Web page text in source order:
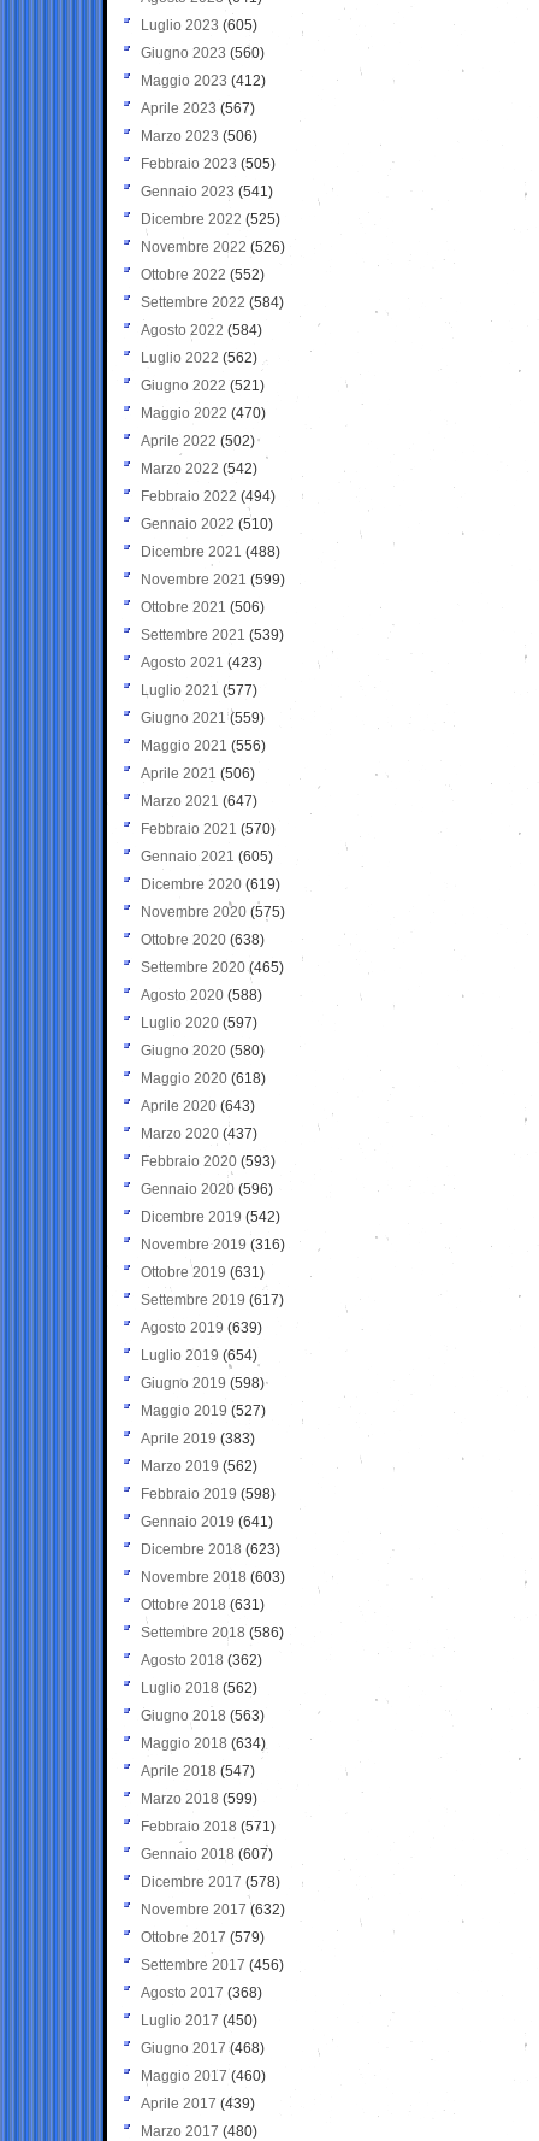
Luglio 2023 (605)
Giugno 2023 (560)
Maggio 2023 (412)
Aprile 2023 (567)
Marzo 2023 (506)
Febbraio 2023 (505)
Gennaio 2023 (541)
Dicembre 2022 (525)
Novembre 2022 (526)
Ottobre 2022 (552)
Settembre 2022 (584)
Agosto 2022 (584)
Luglio 2022 (562)
Giugno 2022 (521)
Maggio 2022 (470)
Aprile 2022 (502)
Marzo 2022 (542)
Febbraio 2022 (494)
Gennaio 2022 (510)
Dicembre 2021 (488)
Novembre 2021 (599)
Ottobre 2021 (506)
Settembre 2021 (539)
Agosto 2021 (423)
Luglio 2021 (577)
Giugno 2021(559)
Maggio 2021 (556)
Aprile 2021 (506)
Marzo 2021 (647)
Febbraio 2021 (570)
Gennaio 2021 (605)
Dicembre 2020 (619)
Novembre 2020 (575)
Ottobre 2020 (638)
Settembre 2020(465)
Agosto 2020 (588)
Luglio 2020 (597)
Giugno 2020 (580)
Maggio 2020 (618)
Aprile 2020 (643)
Marzo 2020 (437)
Febbraio 2020 (593)
Gennaio 2020 (596)
Dicembre 2019 (542)
Novembre 2019 (316)
Ottobre 2019 (631)
Settembre 2019 (617)
Agosto 2019 (639)
Luglio 2019 (654)
Giugno 2019 (598)
Maggio 2019 (527)
Aprile 2019 (383)
Marzo 2019 (562)
Febbraio 2019 (598)
Gennaio 2019 (641)
Dicembre 2018 (623)
Novembre 2018 (603)
Ottobre 2018 (631)
Settembre 2018 (586)
Agosto 2018 (362)
Luglio 2018 (562)
Giugno 2018 (563)
Maggio 2018 (634)
Aprile 2018 (547)
Marzo 2018 (599)
Febbraio 2018 (571)
Gennaio 2018 (607)
Dicembre 2017 (578)
Novembre 2017 (632)
Ottobre 2017 (579)
Settembre 2017 (456)
Agosto 2017 (368)
Luglio 2017 (450)
Giugno 2017 (468)
Maggio 2017 (460)
Aprile 2017 (439)
Marzo 2017 (480)